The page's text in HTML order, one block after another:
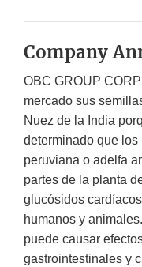
Company
OBC GROUP
mercado sus
Nuez de la India
determinado que
peruviana o adelfa
partes de la planta
glucósidos
humanos y
puede causar
gastrointestinales y